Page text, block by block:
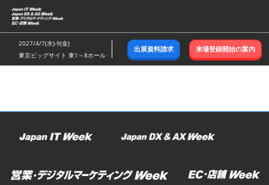
ス
キ
ッ
し
む
2027/4/7(水)-9(金)
東京ビッグサイト 東1～8ホール
出展資料請求 来場登録開始の案内